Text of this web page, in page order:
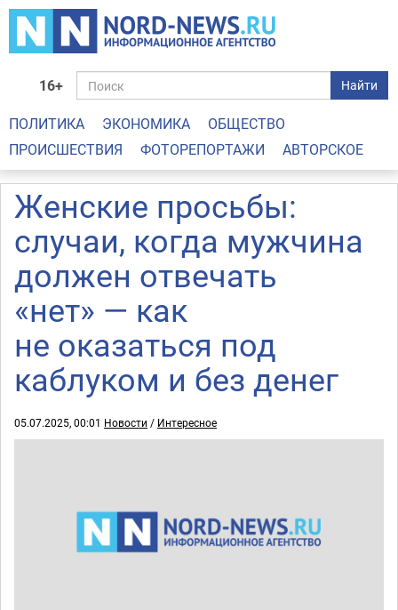
16+ Найти
ПОЛИТИКА ЭКОНОМИКА
ОБЩЕСТВО
ПРОИСШЕСТВИЯ
ФОТОРЕПОРТАЖИ АВТОРСКОЕ
Женские просьбы:
случаи, когда мужчина
должен отвечать
«нет» — как
не оказаться под
каблуком и без денег
05.07.2025, 00:01 Новости / Интересное